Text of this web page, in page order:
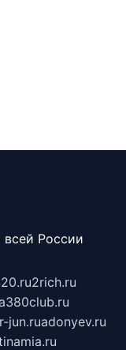
всей России
2rich.ru
jun.ruadonyev.ru